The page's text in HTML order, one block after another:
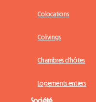
Colocations
Colivings
Chambres d'hôtes
Logements entiers